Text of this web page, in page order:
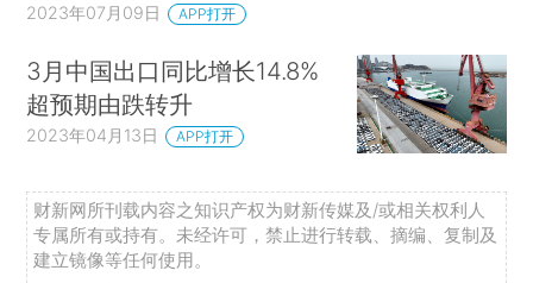
2023年07月09日 APP打开
3月中国出口同比增长14.8%
超预期由跌转升
2023年04月13日 APP打开
财新网所刊载内容之知识产权为财新传媒及/或相关权利人
专属所有或持有。未经许可，禁止进行转载、摘编、复制及
建立镜像等任何使用。